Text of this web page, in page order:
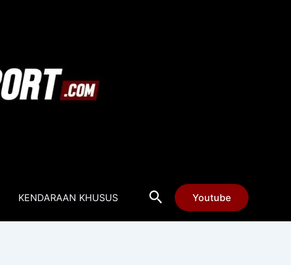
KENDARAAN KHUSUS Cari Youtube